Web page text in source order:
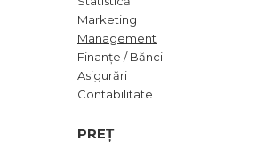
ADMINISTRATIVE
ȘTIINȚE ECONOMICE
ȘTIINȚE EXACTE
EDUCAȚIE FIZICĂ ȘI SPORT
PREUNIVERSITARIA
Cum Cumpăr
Politica de Retur
Formular de Retur
Marketing
Management
Finanțe / Bănci
Asigurări
Contabilitate
PREȚ